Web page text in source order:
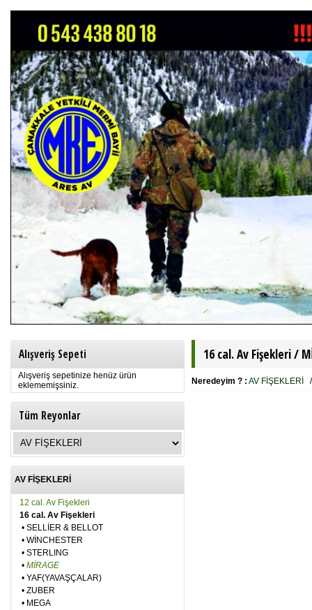
Alışveriş Sepeti
Alışveriş sepetinize henüz ürün
eklememişsiniz.
Tüm Reyonlar
AV FİŞEKLERİ
12 cal. Av Fişekleri
16 cal. Av Fişekleri
• SELLİER & BELLOT
• WİNCHESTER
• STERLING
• MİRAGE
• YAF(YAVAŞÇALAR)
• ZUBER
• MEGA
16 cal. Av Fişekleri /
Neredeyim ? : AV FİŞEKLERİ